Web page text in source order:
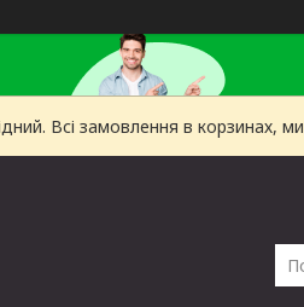
Всі замовлення в